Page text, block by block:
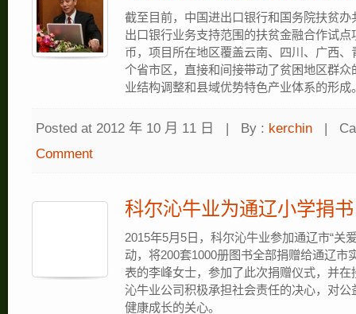
截至目前，中国进出口银行和国务院扶贫
出口银行业务支持范围的扶贫金融合作试
币，项目所在地区覆盖云南、四川、广西
个省市区，直接和间接带动了贫困地区群
业结构调整和县域优势特色产业体系的形成
Posted at 2012 年 10 月 11 日 | By : kerchin |
Comment
科尔沁牛业为通辽小学捐书
2015年5月5日，科尔沁牛业参加通辽市“关
动，将200套1000册图书全部捐赠给通辽市
表的李峰女士，参加了此次捐赠仪式，并
沁牛业公司积极承担社会责任的决心，对
健康成长的关心。